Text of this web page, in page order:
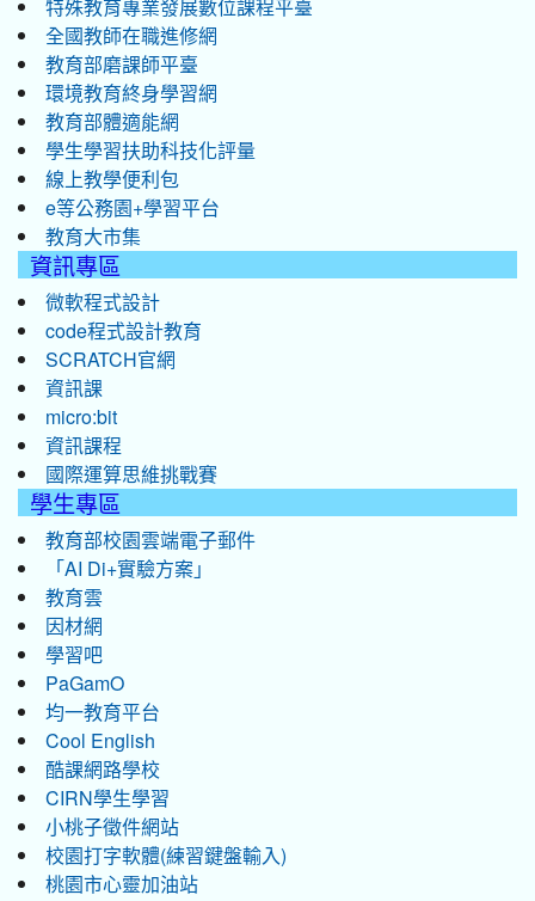
特殊教育專業發展數位課程平臺
全國教師在職進修網
教育部磨課師平臺
環境教育終身學習網
教育部體適能網
學生學習扶助科技化評量
線上教學便利包
e等公務園+學習平台
教育大市集
資訊專區
微軟程式設計
code程式設計教育
SCRATCH官網
資訊課
micro:bit
資訊課程
國際運算思維挑戰賽
學生專區
教育部校園雲端電子郵件
「AI Di+實驗方案」
教育雲
因材網
學習吧
PaGamO
均一教育平台
Cool English
酷課網路學校
CIRN學生學習
小桃子徵件網站
校園打字軟體(練習鍵盤輸入)
桃園市心靈加油站